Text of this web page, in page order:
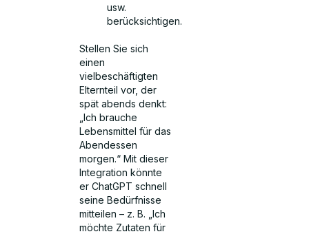
usw.
berücksichtigen.
Stellen Sie sich
einen
vielbeschäftigten
Elternteil vor, der
spät abends denkt:
„Ich brauche
Lebensmittel für das
Abendessen
morgen.“ Mit dieser
Integration könnte
er ChatGPT schnell
seine Bedürfnisse
mitteilen – z. B. „Ich
möchte Zutaten für